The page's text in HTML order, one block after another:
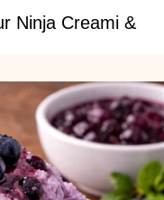
Ninja Creami &